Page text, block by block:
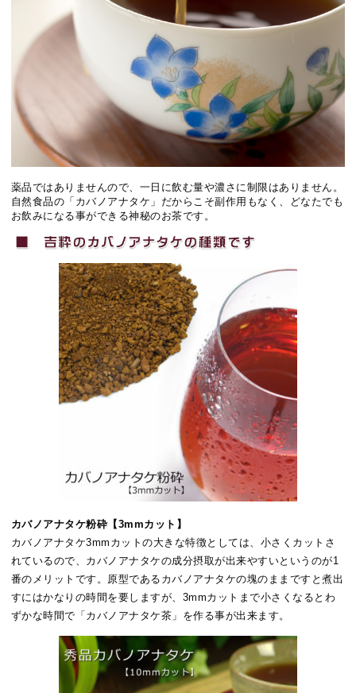
薬品ではありませんので、一日に飲む量や濃さに制限はありません。
自然食品の「カバノアナタケ」だからこそ副作用もなく、どなたでも
お飲みになる事ができる神秘のお茶です。
カバノアナタケ粉砕【3mmカット】
カバノアナタケ3mmカットの大きな特徴としては、小さくカットさ
れているので、カバノアナタケの成分摂取が出来やすいというのが1
番のメリットです。原型であるカバノアナタケの塊のままですと煮出
すにはかなりの時間を要しますが、3mmカットまで小さくなるとわ
ずかな時間で「カバノアナタケ茶」を作る事が出来ます。